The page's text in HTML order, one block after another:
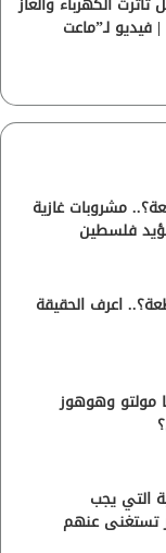
لـ”ماعت
مشروبات غازية
فلسطين
اعرف الحقيقة
مولتو وهوهوز
التي يجب